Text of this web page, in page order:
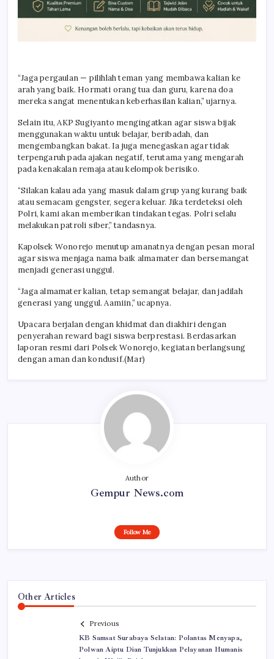
“Jaga pergaulan — pilihlah teman yang membawa kalian ke
arah yang baik. Hormati orang tua dan guru, karena doa
mereka sangat menentukan keberhasilan kalian,” ujarnya.
Selain itu, AKP Sugiyanto mengingatkan agar siswa bijak
menggunakan waktu untuk belajar, beribadah, dan
mengembangkan bakat. Ia juga menegaskan agar tidak
terpengaruh pada ajakan negatif, terutama yang mengarah
pada kenakalan remaja atau kelompok berisiko.
“Silakan kalau ada yang masuk dalam grup yang kurang baik
atau semacam gengster, segera keluar. Jika terdeteksi oleh
Polri, kami akan memberikan tindakan tegas. Polri selalu
melakukan patroli siber,” tandasnya.
Kapolsek Wonorejo menutup amanatnya dengan pesan moral
agar siswa menjaga nama baik almamater dan bersemangat
menjadi generasi unggul.
“Jaga almamater kalian, tetap semangat belajar, dan jadilah
generasi yang unggul. Aamiin,” ucapnya.
Upacara berjalan dengan khidmat dan diakhiri dengan
penyerahan reward bagi siswa berprestasi. Berdasarkan
laporan resmi dari Polsek Wonorejo, kegiatan berlangsung
dengan aman dan kondusif.(Mar)
Author
Gempur News.com
Follow Me
Other Articles
Previous
KB Samsat Surabaya Selatan: Polantas Menyapa,
Polwan Aiptu Dian Tunjukkan Pelayanan Humanis